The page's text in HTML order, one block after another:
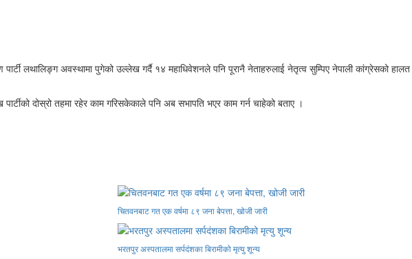
लथालिङ्ग अवस्थामा पुगेको उल्लेख गर्दै १४ महाधिवेशनले पनि पूरानै नेताहरुलाई नेतृत्व सुम्पिए नेपाली कांग्रेसको हालत
दोस्रो तहमा रहेर काम गरिसकेकाले पनि अब सभापति भएर काम गर्न चाहेको बताए ।
चितवनबाट गत एक वर्षमा ८९ जना बेपत्ता, खोजी जारी
भरतपुर अस्पतालमा सर्पदंशका बिरामीको मृत्यु शून्य